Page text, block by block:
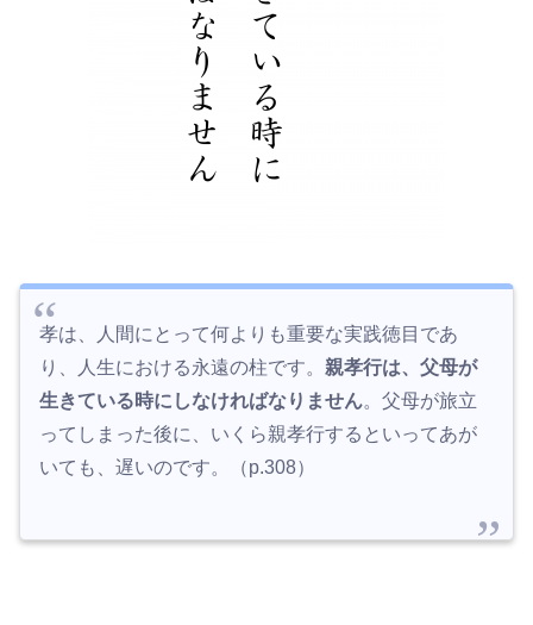
孝は、人間にとって何よりも重要な実践徳目であ
り、人生における永遠の柱です。 親孝行は、父母が
生きている時にしなければなりません。父母が旅立
ってしまった後に、いくら親孝行するといってあが
いても、遅いのです。（p.308）